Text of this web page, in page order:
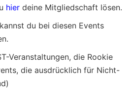
hierdeine Mitgliedschaft lösen.
du bei diesen Events
Veranstaltungen, die Rookie
die ausdrücklich für Nicht-